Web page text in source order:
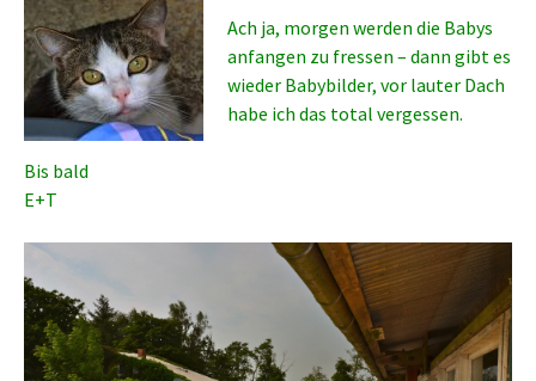
Ach ja, morgen werden die Babys
anfangen zu fressen – dann gibt es
wieder Babybilder, vor lauter Dach
habe ich das total vergessen.
Bis bald
E+T